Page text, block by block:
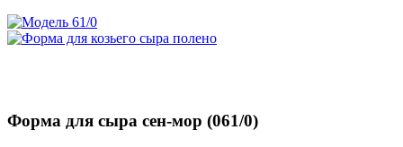
Форма для сыра сен-мор (061/0)